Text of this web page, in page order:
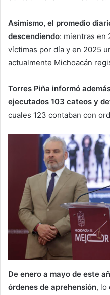
Asimismo, el promedio
descendiendo: mientras en
víctimas por día y en 2025
actualmente Michoacán
Torres Piña informó
ejecutados 103 cateos y
cuales 123 contaban con
De enero a mayo de este
órdenes de aprehensión, lo